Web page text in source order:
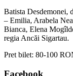
Batista Desdemonei,
– Emilia, Arabela
Bianca, Elena
regia Ancăi Sigartau.
Pret bilet: 80-100
Facebook